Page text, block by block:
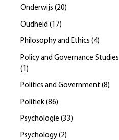
Onderwijs (20)
Oudheid ( 17)
Philosophy and Ethics (4)
Policy and Governance Studies
( 1 )
Politics and Government (8)
Politiek (86)
Psychologie (33)
Psychology (2)